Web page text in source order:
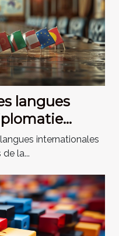
langues
internationales
la...